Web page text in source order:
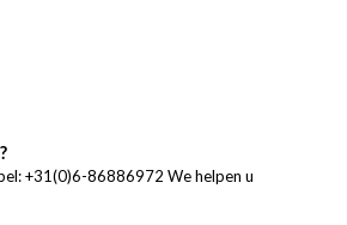
+31(0)6-86886972 We helpen u